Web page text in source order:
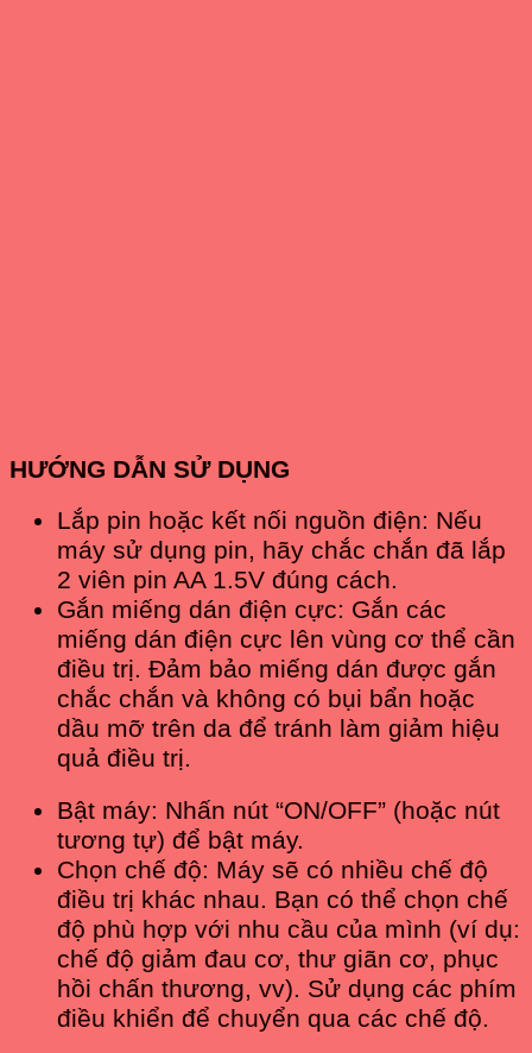
HƯỚNG DẪN SỬ DỤNG
Lắp pin hoặc kết nối nguồn điện: Nếu
máy sử dụng pin, hãy chắc chắn đã lắp
2 viên pin AA 1.5V đúng cách.
Gắn miếng dán điện cực: Gắn các
miếng dán điện cực lên vùng cơ thể cần
điều trị. Đảm bảo miếng dán được gắn
chắc chắn và không có bụi bẩn hoặc
dầu mỡ trên da để tránh làm giảm hiệu
quả điều trị.
Bật máy: Nhấn nút “ON/OFF” (hoặc nút
tương tự) để bật máy.
Chọn chế độ: Máy sẽ có nhiều chế độ
điều trị khác nhau. Bạn có thể chọn chế
độ phù hợp với nhu cầu của mình (ví dụ:
chế độ giảm đau cơ, thư giãn cơ, phục
hồi chấn thương, vv). Sử dụng các phím
điều khiển để chuyển qua các chế độ.